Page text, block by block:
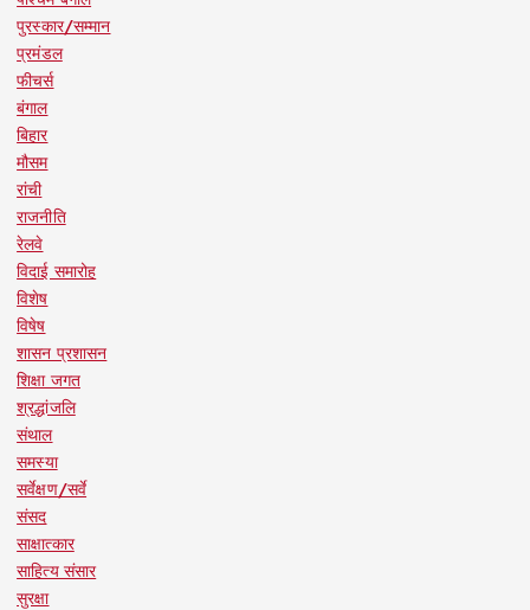
पुरस्कार/सम्मान
प्रमंडल
फीचर्स
बंगाल
बिहार
मौसम
रांची
राजनीति
रेलवे
विदाई समारोह
विशेष
विषेष
शासन प्रशासन
शिक्षा जगत
श्रद्धांजलि
संथाल
समस्या
सर्वेक्षण/सर्वे
संसद
साक्षात्कार
साहित्य संसार
सुरक्षा